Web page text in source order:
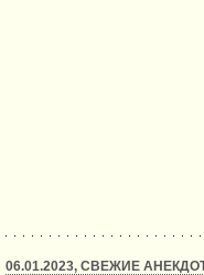
06.01.2023, СВЕЖИЕ